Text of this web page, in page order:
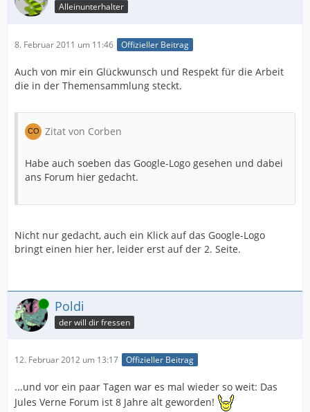
Alleinunterhalter
8. Februar 2011 um 11:46 Offizieller Beitrag
Auch von mir ein Glückwunsch und Respekt für die Arbeit
die in der Themensammlung steckt.
Zitat von Corben
Habe auch soeben das Google-Logo gesehen und dabei
ans Forum hier gedacht.
Nicht nur gedacht, auch ein Klick auf das Google-Logo
bringt einen hier her, leider erst auf der 2. Seite.
Online Poldi
der will dir fressen
12. Februar 2012 um 13:17 Offizieller Beitrag
...und vor ein paar Tagen war es mal wieder so weit: Das
Jules Verne Forum ist 8 Jahre alt geworden!